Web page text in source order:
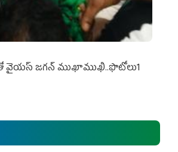
వైయ‌స్ జ‌గ‌న్ ముఖాముఖి..ఫొటోలు1